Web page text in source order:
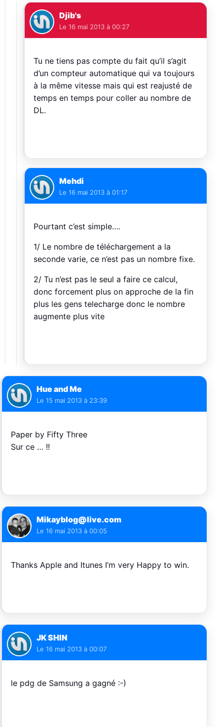
Djib's
Le 16 mai 2013 à 00:27
Tu ne tiens pas compte du fait qu’il s’agit
d’un compteur automatique qui va toujours
à la même vitesse mais qui est reajusté de
temps en temps pour coller au nombre de
DL.
Mehdi
Le 16 mai 2013 à 01:17
Pourtant c’est simple….
1/ Le nombre de téléchargement a la
seconde varie, ce n’est pas un nombre fixe.
2/ Tu n’est pas le seul a faire ce calcul,
donc forcement plus on approche de la fin
plus les gens telecharge donc le nombre
augmente plus vite
Hue and Me
Le 15 mai 2013 à 23:39
Paper by Fifty Three
Sur ce … !!
Mikayblog@live.com
Le 16 mai 2013 à 00:05
Thanks Apple and Itunes I’m very Happy to win.
JK SHIN
Le 16 mai 2013 à 00:07
le pdg de Samsung a gagné :-)